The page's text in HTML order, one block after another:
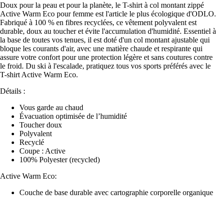
Doux pour la peau et pour la planète, le T-shirt à col montant zippé
Active Warm Eco pour femme est l'article le plus écologique d'ODLO.
Fabriqué à 100 % en fibres recyclées, ce vêtement polyvalent est
durable, doux au toucher et évite l'accumulation d'humidité. Essentiel à
la base de toutes vos tenues, il est doté d'un col montant ajustable qui
bloque les courants d'air, avec une matière chaude et respirante qui
assure votre confort pour une protection légère et sans coutures contre
le froid. Du ski à l'escalade, pratiquez tous vos sports préférés avec le
T-shirt Active Warm Eco.
Détails :
Vous garde au chaud
Évacuation optimisée de l’humidité
Toucher doux
Polyvalent
Recyclé
Coupe : Active
100% Polyester (recycled)
Active Warm Eco:
Couche de base durable avec cartographie corporelle organique